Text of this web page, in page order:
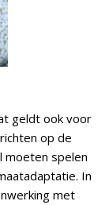
geldt ook voor
op de
moeten spelen
In
met